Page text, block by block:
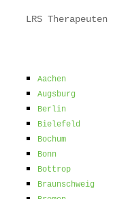
LRS
Aachen
Augsburg
Berlin
Bielefeld
Bochum
Bonn
Bottrop
Braunschweig